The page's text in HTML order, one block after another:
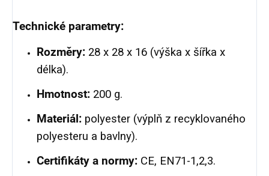
Technické parametry:
Rozměry: 28 x 28 x 16 (výška x šířka x
délka).
Hmotnost: 200 g.
Materiál: polyester (výplň z recyklovaného
polyesteru a bavlny).
Certifikáty a normy: CE, EN71-1,2,3.